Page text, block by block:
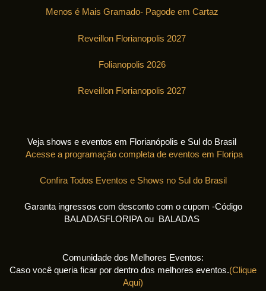
Menos é Mais Gramado- Pagode em Cartaz
Reveillon Florianopolis 2027
Folianopolis 2026
Reveillon Florianopolis 2027
Veja shows e eventos em Florianópolis e Sul do Brasil
Acesse a programação completa de eventos em Floripa
Confira Todos Eventos e Shows no Sul do Brasil
Garanta ingressos com desconto com o cupom -Código
BALADASFLORIPA ou BALADAS
Comunidade dos Melhores Eventos:
Caso você queria ficar por dentro dos melhores eventos.(Clique
Aqui)